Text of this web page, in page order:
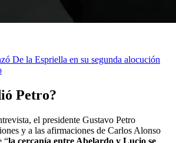
De la Espriella en su segunda alocución
Petro?
el presidente Gustavo Petro
y a las afirmaciones de Carlos Alonso
“la cercanía entre Abelardo y Lucio se